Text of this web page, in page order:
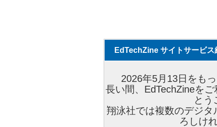
EdTechZine サイトサービス
2026年5月13日をも
長い間、EdTechZineを
とう
翔泳社では複数のデジ
ろしけ